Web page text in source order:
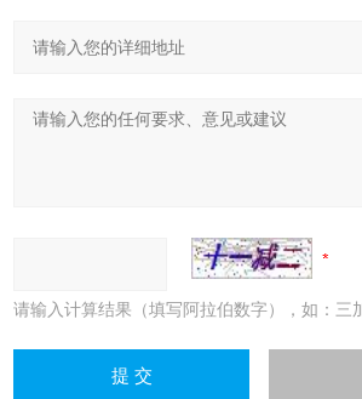
请输入计算结果（填写阿拉伯数字），如：三